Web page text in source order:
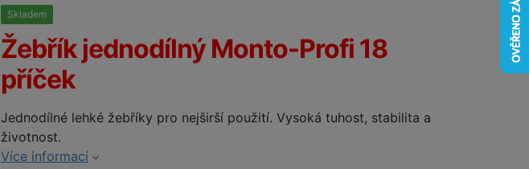
Skladem
Žebřík jednodílný Monto-Profi 18
příček
Jednodílné lehké žebříky pro nejširší použití. Vysoká tuhost, stabilita a
životnost.
Více informací